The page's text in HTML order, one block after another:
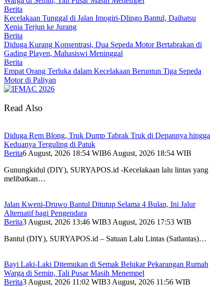
Berita
Kecelakaan Tunggal di Jalan Imogiri-Dlingo Bantul, Daihatsu
Xenia Terjun ke Jurang
Berita
Diduga Kurang Konsentrasi, Dua Sepeda Motor Bertabrakan di
Gading Playen, Mahasiswi Meninggal
Berita
Empat Orang Terluka dalam Kecelakaan Beruntun Tiga Sepeda
Motor di Paliyan
Read Also
Diduga Rem Blong, Truk Dump Tabrak Truk di Depannya hingga
Keduanya Terguling di Patuk
Berita6 August, 2026 18:54 WIB6 August, 2026 18:54 WIB
Gunungkidul (DIY), SURYAPOS.id -Kecelakaan lalu lintas yang
melibatkan…
Jalan Kweni-Druwo Bantul Ditutup Selama 4 Bulan, Ini Jalur
Alternatif bagi Pengendara
Berita3 August, 2026 13:46 WIB3 August, 2026 17:53 WIB
Bantul (DIY), SURYAPOS.id – Satuan Lalu Lintas (Satlantas)…
Bayi Laki-Laki Ditemukan di Semak Belukar Pekarangan Rumah
Warga di Semin, Tali Pusar Masih Menempel
Berita3 August, 2026 11:02 WIB3 August, 2026 11:56 WIB